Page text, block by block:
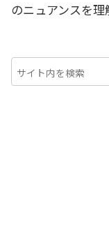
のニュアンスを理